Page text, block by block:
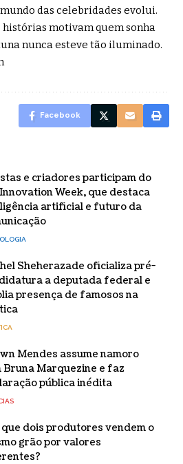
das celebridades evolui.
histórias motivam quem sonha
nunca esteve tão iluminado.
Facebook
e criadores participam do
Week, que destaca
artificial e futuro da
Sheherazade oficializa pré-
a deputada federal e
presença de famosos na
Mendes assume namoro
Bruna Marquezine e faz
pública inédita
dois produtores vendem o
grão por valores